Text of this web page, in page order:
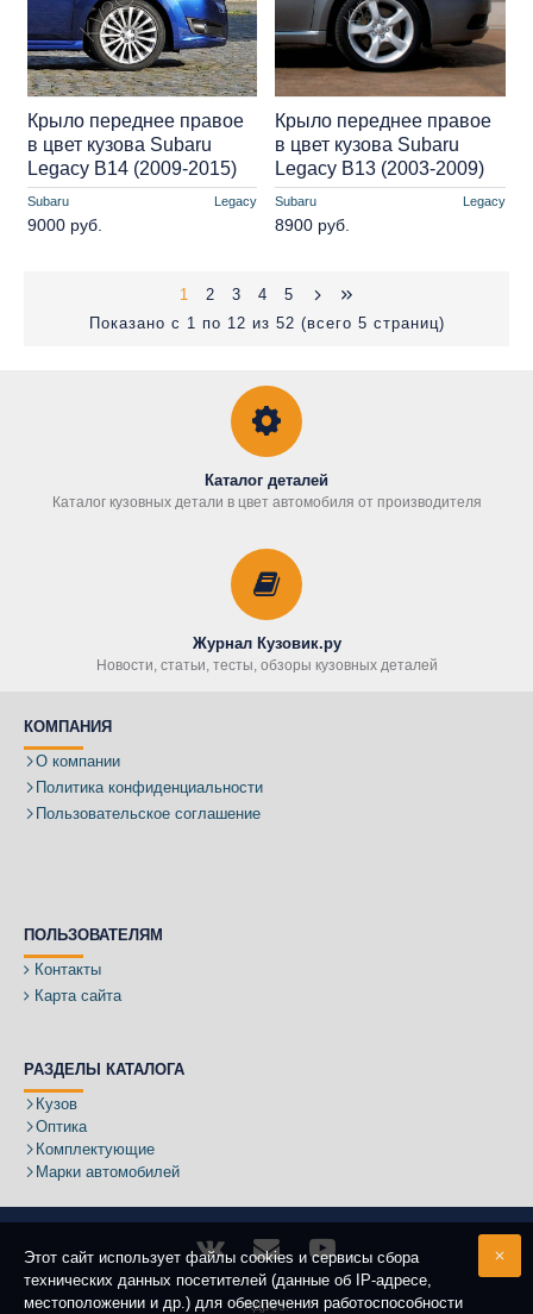
Subaru Legacy
Крыло переднее правое
в цвет кузова Subaru
Legacy B14 (2009-2015)
9000 руб.
Subaru Legacy
Крыло переднее правое
в цвет кузова Subaru
Legacy B13 (2003-2009)
8900 руб.
1 2 3 4
5
Показано с 1 по 12 из 52 (всего 5 страниц)
Каталог деталей
Каталог кузовных детали в цвет автомобиля от производителя
Журнал Кузовик.ру
Новости, статьи, тесты, обзоры кузовных деталей
КОМПАНИЯ
О компании
Политика конфиденциальности
Пользовательское соглашение
ПОЛЬЗОВАТЕЛЯМ
Контакты
Карта сайта
РАЗДЕЛЫ КАТАЛОГА
Кузов
Оптика
Комплектующие
Марки автомобилей
Адрес:
Этот сайт использует файлы cookies и сервисы сбора
технических данных посетителей (данные об IP-адресе,
местоположении и др.) для обеспечения работоспособности